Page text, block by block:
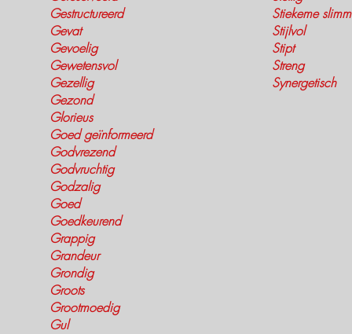
Gestructureerd
Gevat
Gevoelig
Gewetensvol
Gezellig
Gezond
Glorieus
Goed geïnformeerd
Godvrezend
Godvruchtig
Godzalig
Goed
Goedkeurend
Grappig
Grandeur
Grondig
Groots
Grootmoedig
Gul
Stiekeme
Stijlvol
Stipt
Streng
Synergetisch